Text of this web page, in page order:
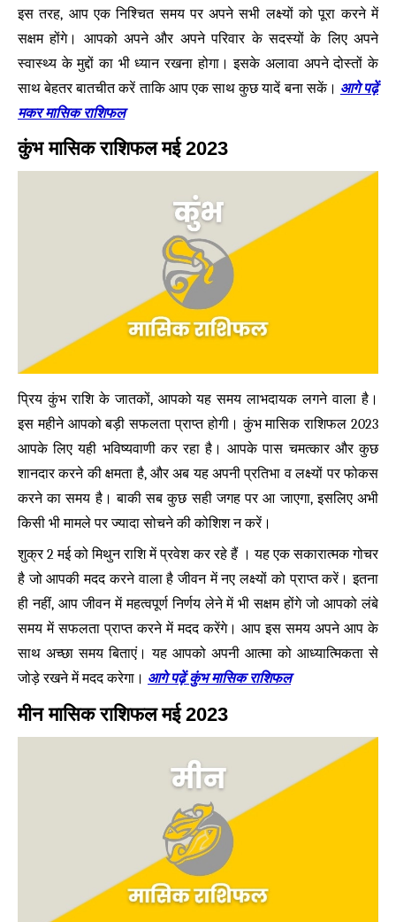
इस तरह, आप एक निश्चित समय पर अपने सभी लक्ष्यों को पूरा करने में
सक्षम होंगे। आपको अपने और अपने परिवार के सदस्यों के लिए अपने
स्वास्थ्य के मुद्दों का भी ध्यान रखना होगा। इसके अलावा अपने दोस्तों के
साथ बेहतर बातचीत करें ताकि आप एक साथ कुछ यादें बना सकें। आगे पढ़ें
मकर मासिक राशिफल
कुंभ मासिक राशिफल मई 2023
प्रिय कुंभ राशि के जातकों, आपको यह समय लाभदायक लगने वाला है।
इस महीने आपको बड़ी सफलता प्राप्त होगी। कुंभ मासिक राशिफल 2023
आपके लिए यही भविष्यवाणी कर रहा है। आपके पास चमत्कार और कुछ
शानदार करने की क्षमता है, और अब यह अपनी प्रतिभा व लक्ष्यों पर फोकस
करने का समय है। बाकी सब कुछ सही जगह पर आ जाएगा, इसलिए अभी
किसी भी मामले पर ज्यादा सोचने की कोशिश न करें।
शुक्र 2 मई को मिथुन राशि में प्रवेश कर रहे हैं । यह एक सकारात्मक गोचर
है जो आपकी मदद करने वाला है जीवन में नए लक्ष्यों को प्राप्त करें। इतना
ही नहीं, आप जीवन में महत्वपूर्ण निर्णय लेने में भी सक्षम होंगे जो आपको लंबे
समय में सफलता प्राप्त करने में मदद करेंगे। आप इस समय अपने आप के
साथ अच्छा समय बिताएं। यह आपको अपनी आत्मा को आध्यात्मिकता से
जोड़े रखने में मदद करेगा। आगे पढ़ें कुंभ मासिक राशिफल
मीन मासिक राशिफल मई 2023